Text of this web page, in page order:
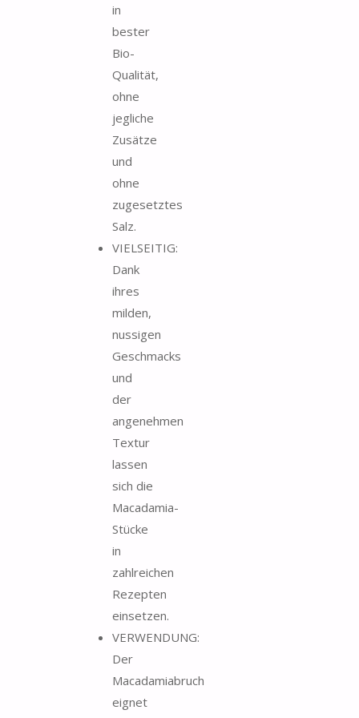
in
bester
Bio-
Qualität,
ohne
jegliche
Zusätze
und
ohne
zugesetztes
Salz.
VIELSEITIG:
Dank
ihres
milden,
nussigen
Geschmacks
und
der
angenehmen
Textur
lassen
sich die
Macadamia-
Stücke
in
zahlreichen
Rezepten
einsetzen.
VERWENDUNG:
Der
Macadamiabruch
eignet